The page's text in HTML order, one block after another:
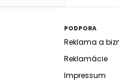
PODPORA
Reklama a
Reklamácie
Impressum